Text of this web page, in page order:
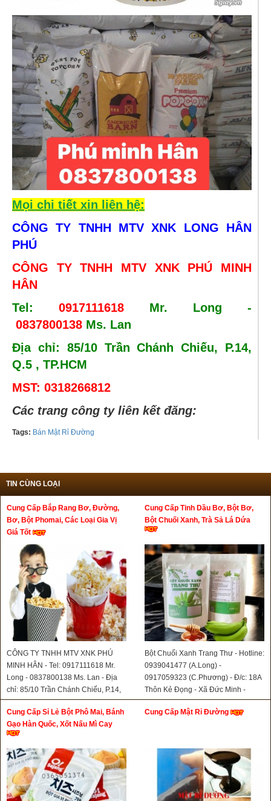
Mọi chi tiết xin liên hệ:
CÔNG TY TNHH MTV XNK LONG HÂN
PHÚ
CÔNG TY TNHH MTV XNK PHÚ MINH
HÂN
Tel: 0917111618 Mr. Long -
0837800138 Ms. Lan
Địa chỉ: 85/10 Trần Chánh Chiếu, P.14,
Q.5 , TP.HCM
MST: 0318266812
Các trang công ty liên kết đăng:
Tags: Bán Mật Rỉ Đường
TIN CÙNG LOẠI
Cung Cấp Bắp Rang Bơ, Đường,
Bơ, Bột Phomai, Các Loại Gia Vị
Giá Tốt
CÔNG TY TNHH MTV XNK PHÚ
MINH HÂN - Tel: 0917111618 Mr.
Long - 0837800138 Ms. Lan - Địa
chỉ: 85/10 Trần Chánh Chiếu, P.14,
Q.5 , TP.HCM
Cung Cấp Tinh Dầu Bơ, Bột Bơ,
Bột Chuối Xanh, Trà Sả Lá Dứa
Bột Chuối Xanh Trang Thư - Hotline:
0939041477 (A.Long) -
0917059323 (C.Phương) - Đ/c: 18A
Thôn Kẻ Đọng - Xã Đức Minh -
Huyện ĐăkMil - Tỉnh Đăknông
Cung Cấp Sỉ Lẻ Bột Phô Mai, Bánh
Gạo Hàn Quốc, Xốt Nấu Mì Cay
Cung Cấp Mật Rỉ Đường